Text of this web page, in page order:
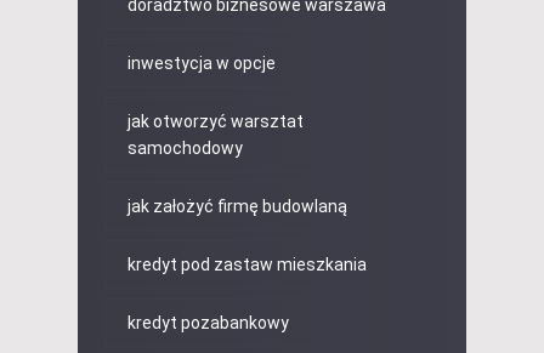
doradztwo biznesowe warszawa
inwestycja w opcje
jak otworzyć warsztat
samochodowy
jak założyć firmę budowlaną
kredyt pod zastaw mieszkania
kredyt pozabankowy